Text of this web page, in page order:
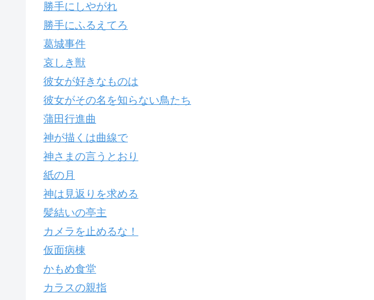
勝手にしやがれ
勝手にふるえてろ
葛城事件
哀しき獣
彼女が好きなものは
彼女がその名を知らない鳥たち
蒲田行進曲
神が描くは曲線で
神さまの言うとおり
紙の月
神は見返りを求める
髪結いの亭主
カメラを止めるな！
仮面病棟
かもめ食堂
カラスの親指